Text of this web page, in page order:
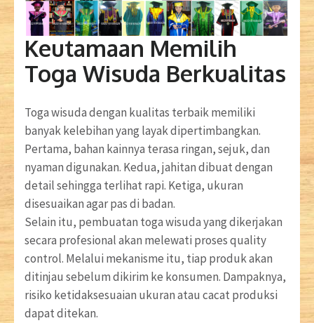
Keutamaan Memilih
Toga Wisuda Berkualitas
Toga wisuda dengan kualitas terbaik memiliki
banyak kelebihan yang layak dipertimbangkan.
Pertama, bahan kainnya terasa ringan, sejuk, dan
nyaman digunakan. Kedua, jahitan dibuat dengan
detail sehingga terlihat rapi. Ketiga, ukuran
disesuaikan agar pas di badan.
Selain itu, pembuatan toga wisuda yang dikerjakan
secara profesional akan melewati proses quality
control. Melalui mekanisme itu, tiap produk akan
ditinjau sebelum dikirim ke konsumen. Dampaknya,
risiko ketidaksesuaian ukuran atau cacat produksi
dapat ditekan.